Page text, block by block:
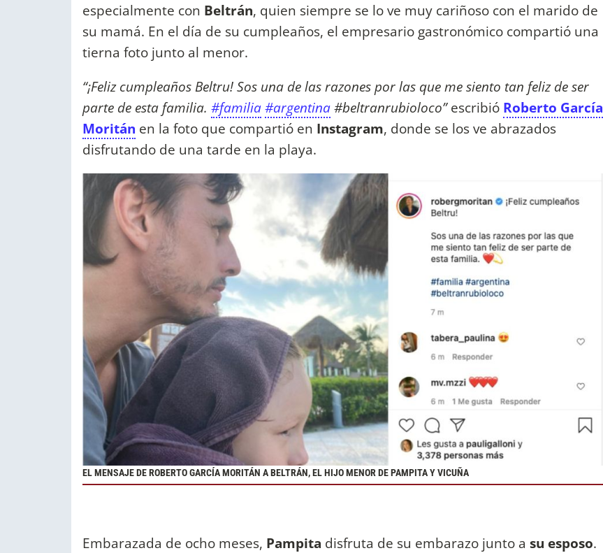
especialmente con Beltrán, quien siempre se lo ve muy cariñoso con el marido de
su mamá. En el día de su cumpleaños, el empresario gastronómico compartió una
tierna foto junto al menor.
“¡Feliz cumpleaños Beltru! Sos una de las razones por las que me siento tan feliz de ser
parte de esta familia. #familia#argentina#beltranrubioloco”escribió Roberto García
Moritán en la foto que compartió en Instagram, donde se los ve abrazados
disfrutando de una tarde en la playa.
EL MENSAJE DE ROBERTO GARCÍA MORITÁN A BELTRÁN, EL HIJO MENOR DE PAMPITA Y VICUÑA
Embarazada de ocho meses, Pampita disfruta de su embarazo junto a su esposo.